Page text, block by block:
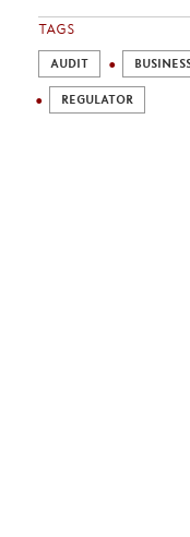
TAGS
AUDIT
REGULATOR